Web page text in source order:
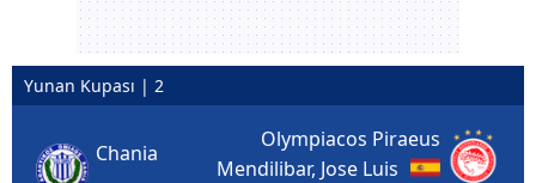
Yunan Kupası | 2
Chania
Olympiacos Piraeus
Mendilibar, Jose Luis